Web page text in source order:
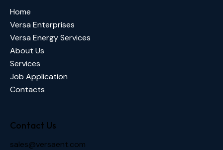
Home
Versa Enterprises
Versa Energy Services
About Us
Services
Job Application
Contacts
Contact Us
sales@versaent.com